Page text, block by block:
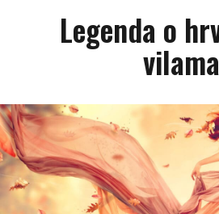
Legenda o
vilama